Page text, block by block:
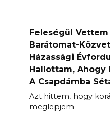
Feleségül
Barátomat-
Házassági
Hallottam, Ahogy
A Csapdámba
Azt hittem, hogy
meglepjem